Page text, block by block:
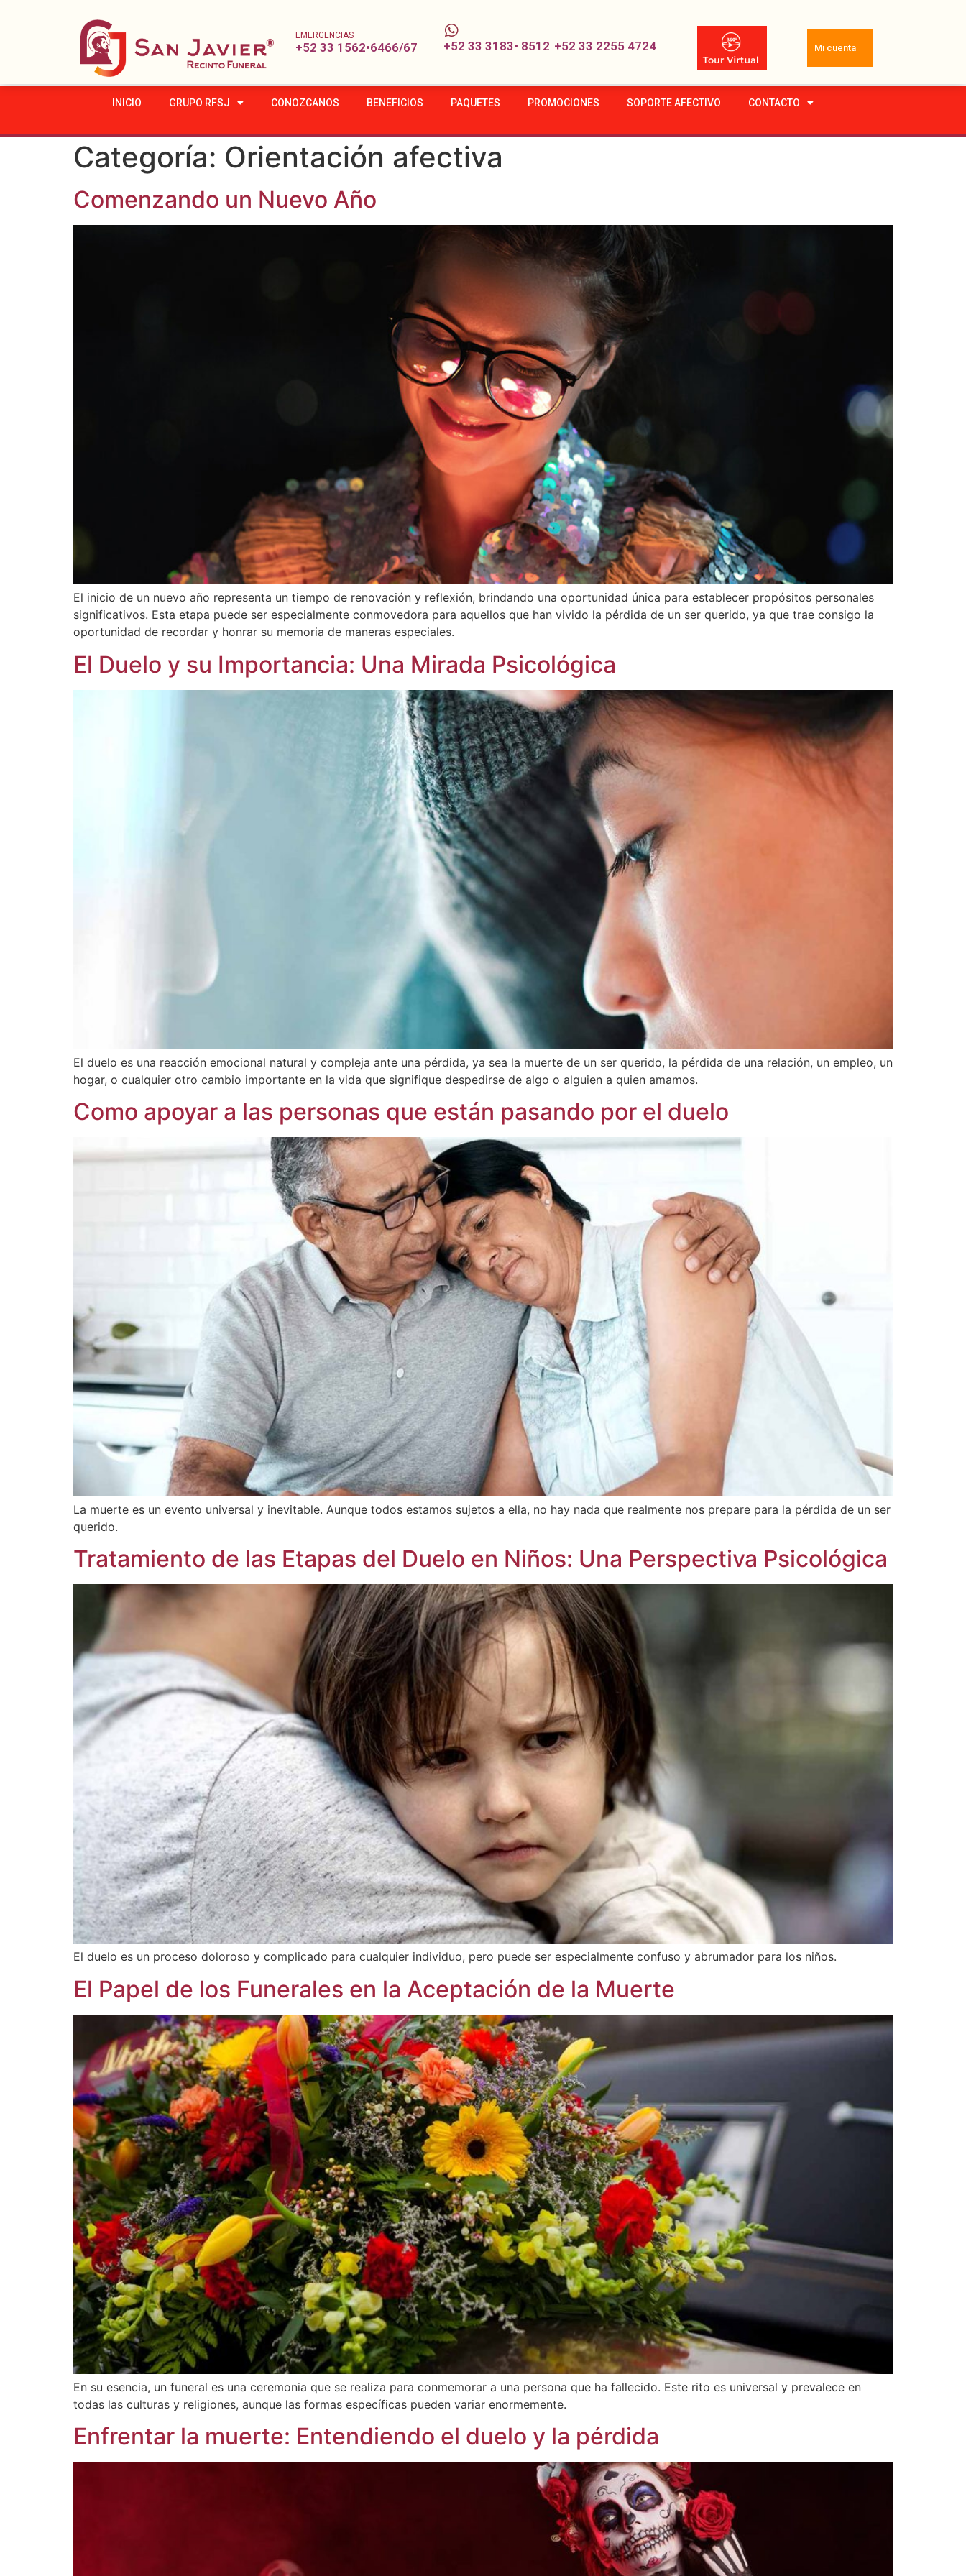
EMERGENCIAS
+52 33 1562•6466/67 +52 33 3183• 8512 +52 33 2255 4724 Mi cuenta
INICIO GRUPO RFSJ CONOZCANOS BENEFICIOS PAQUETES PROMOCIONES SOPORTE AFECTIVO CONTACTO
Categoría: Orientación afectiva
Comenzando un Nuevo Año
El inicio de un nuevo año representa un tiempo de renovación y reflexión, brindando una oportunidad única para establecer propósitos personales
significativos. Esta etapa puede ser especialmente conmovedora para aquellos que han vivido la pérdida de un ser querido, ya que trae consigo la
oportunidad de recordar y honrar su memoria de maneras especiales.
El Duelo y su Importancia: Una Mirada Psicológica
El duelo es una reacción emocional natural y compleja ante una pérdida, ya sea la muerte de un ser querido, la pérdida de una relación, un empleo, un
hogar, o cualquier otro cambio importante en la vida que signifique despedirse de algo o alguien a quien amamos.
Como apoyar a las personas que están pasando por el duelo
La muerte es un evento universal y inevitable. Aunque todos estamos sujetos a ella, no hay nada que realmente nos prepare para la pérdida de un ser
querido.
Tratamiento de las Etapas del Duelo en Niños: Una Perspectiva Psicológica
El duelo es un proceso doloroso y complicado para cualquier individuo, pero puede ser especialmente confuso y abrumador para los niños.
El Papel de los Funerales en la Aceptación de la Muerte
En su esencia, un funeral es una ceremonia que se realiza para conmemorar a una persona que ha fallecido. Este rito es universal y prevalece en
todas las culturas y religiones, aunque las formas específicas pueden variar enormemente.
Enfrentar la muerte: Entendiendo el duelo y la pérdida